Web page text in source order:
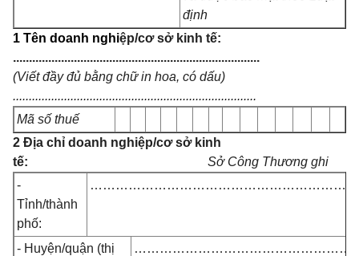
định
1 Tên doanh nghiệp/cơ sở kinh tế:
.............................................................................
(Viết đầy đủ bằng chữ in hoa, có dấu)
............................................................................
Mã số thuế
2 Địa chỉ doanh nghiệp/cơ sở kinh
tế: Sở Công Thương ghi
-
Tỉnh/thành
phố:
- Huyện/quận (thị